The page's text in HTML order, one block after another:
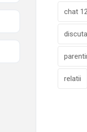
chat
relatii